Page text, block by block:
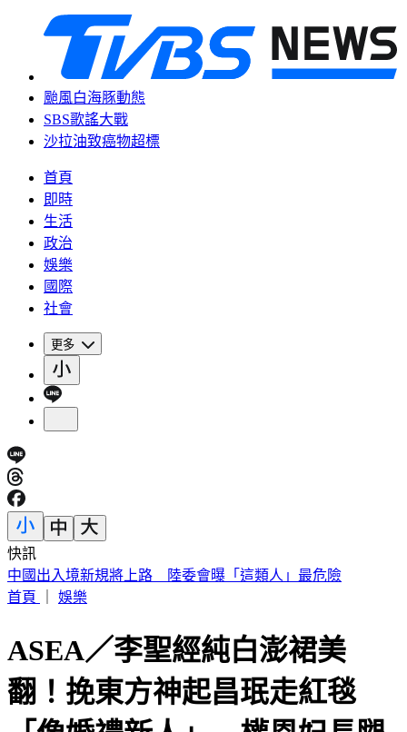
颱風白海豚動態
SBS歌謠大戰
沙拉油致癌物超標
首頁
即時
生活
政治
娛樂
國際
社會
更多
快訊
《花蓮好FUN》YOYO家族互動秀 每週六日花蓮鯉魚潭演出
首頁
娛樂
ASEA／李聖經純白澎裙美
翻！挽東方神起昌珉走紅毯